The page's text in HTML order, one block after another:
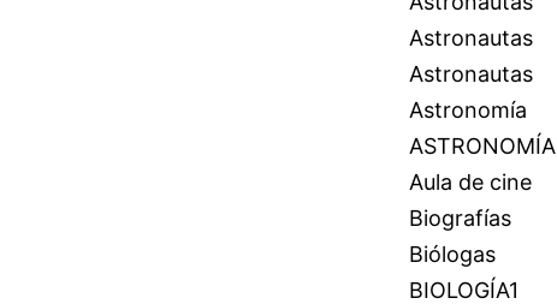
Astronautas
Astronautas
Astronomía
ASTRONOMÍA
Aula de cine
Biografías
Biólogas
BIOLOGÍA1